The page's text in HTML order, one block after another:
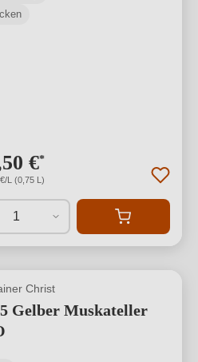
€*
L (0,75 L)
1
Christ
Gelber Muskateller